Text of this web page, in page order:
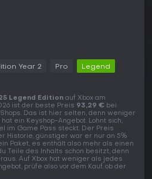
Year 2 Pro Legend
Legend Edition auf Xbox am
ist der beste Preis 93,29 € bei
Das ist hier selten, denn weniger
ein Keyshop-Angebot. Lohnt sich,
im Game Pass steckt. Der Preis
Historie, günstiger war er nur an 5%
Paket, es enthält also mehr als einen
Teile des Inhalts schon besitzt, denn
Auf Xbox hat weniger als jedes
prüfe also vor dem Kauf, ob der